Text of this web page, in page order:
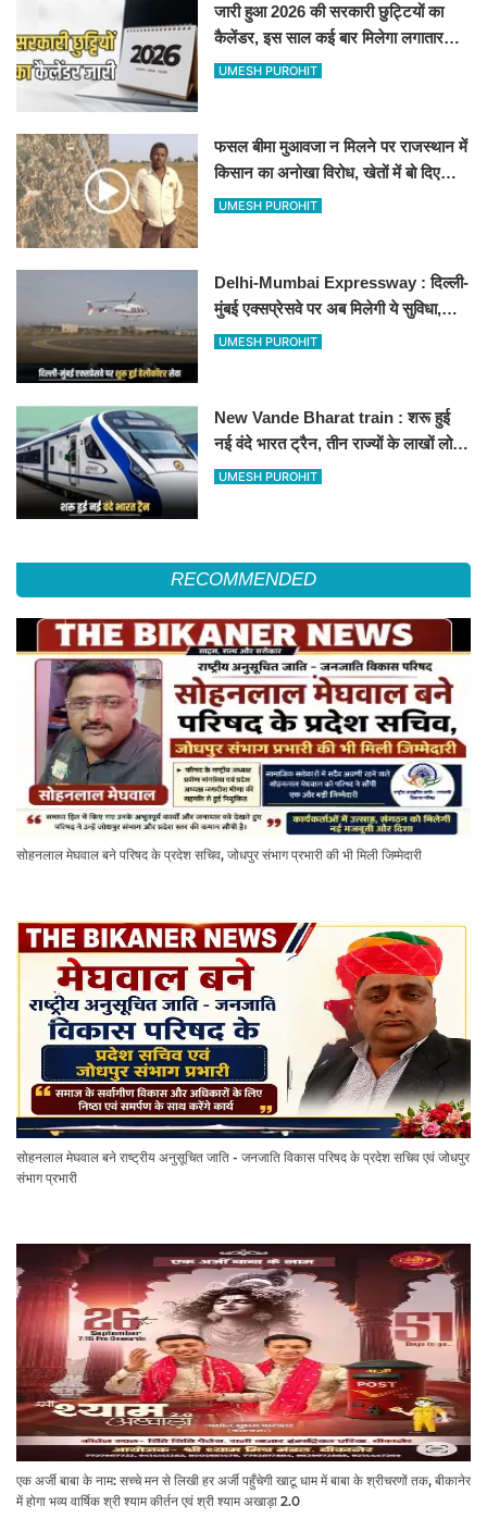
जारी हुआ 2026 की सरकारी छुट्टियों का
कैलेंडर, इस साल कई बार मिलेगा लगातार
अवकाश, देखें
UMESH PUROHIT
फसल बीमा मुआवजा न मिलने पर राजस्थान में
किसान का अनोखा विरोध, खेतों में बो दिए
500-500 रुपए के नोट, वीडियो वायरल
UMESH PUROHIT
Delhi-Mumbai Expressway : दिल्ली-
मुंबई एक्सप्रेसवे पर अब मिलेगी ये सुविधा,
हेलीकॉप्टर सर्विस से तुरंत घायल पहुंचेगा
UMESH PUROHIT
New Vande Bharat train : शरू हुई
नई वंदे भारत ट्रैन, तीन राज्यों के लाखों लोगों
का सफर होगा आसान, देखें पूरा रूटमैप
UMESH PUROHIT
RECOMMENDED
सोहनलाल मेघवाल बने परिषद के प्रदेश सचिव, जोधपुर संभाग प्रभारी की भी मिली जिम्मेदारी
सोहनलाल मेघवाल बने राष्ट्रीय अनुसूचित जाति - जनजाति विकास परिषद के प्रदेश सचिव एवं जोधपुर
संभाग प्रभारी
एक अर्जी बाबा के नाम: सच्चे मन से लिखी हर अर्जी पहुँचेगी खाटू धाम में बाबा के श्रीचरणों तक, बीकानेर
में होगा भव्य वार्षिक श्री श्याम कीर्तन एवं श्री श्याम अखाड़ा 2.0